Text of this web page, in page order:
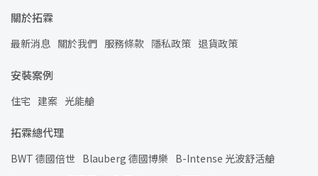
關於拓霖
最新消息 關於我們 服務條款 隱私政策 退貨政策
安裝案例
住宅 建案 光能艙
拓霖總代理
BWT 德國倍世 Blauberg 德國博樂 B-Intense 光波舒活艙